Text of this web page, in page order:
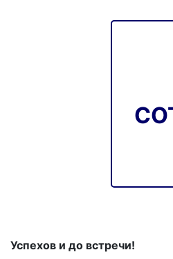
Успехов и до встречи!